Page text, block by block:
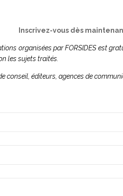
Inscrivez-vous dès
organisées par FORSIDES est
les sujets traités.
conseil, éditeurs, agences de